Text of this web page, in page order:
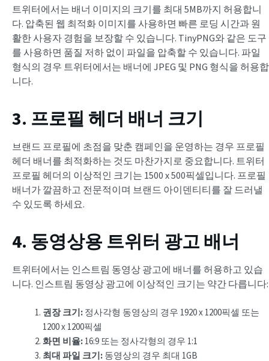
트위터에서는 배너 이미지의 크기를 최대 5MB까지 허용합니
다. 압축된 웹 최적화 이미지를 사용하면 빠른 로딩 시간과 원
활한 사용자 경험을 보장할 수 있습니다. TinyPNG와 같은 도구
를 사용하면 품질 저하 없이 파일을 압축할 수 있습니다. 파일
형식의 경우 트위터에서는 배너에 JPEG 및 PNG 형식을 허용합
니다.
3. 프로필 헤더 배너 크기
브랜드 프로필에 초점을 맞춘 캠페인을 운영하는 경우 프로필
헤더 배너를 최적화하는 것도 마찬가지로 중요합니다. 트위터
프로필 헤더의 이상적인 크기는 1500 x 500픽셀입니다. 프로필
배너가 깔끔하고 전문적이며 브랜드 아이덴티티를 잘 드러낼
수 있도록 하세요.
4. 동영상용 트위터 광고 배너
트위터에서는 인스트림 동영상 광고에 배너를 허용하고 있습
니다. 인스트림 동영상 광고에 이상적인 크기는 약간 다릅니다:
권장 크기: 정사각형 동영상의 경우 1920 x 1200픽셀 또는
1200 x 1200픽셀
화면 비율: 16:9 또는 정사각형의 경우 1:1
최대 파일 크기: 동영상의 경우 최대 1GB